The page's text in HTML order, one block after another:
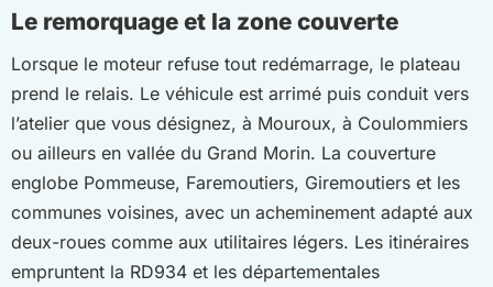
Le remorquage et la zone couverte
Lorsque le moteur refuse tout redémarrage, le plateau
prend le relais. Le véhicule est arrimé puis conduit vers
l’atelier que vous désignez, à Mouroux, à Coulommiers
ou ailleurs en vallée du Grand Morin. La couverture
englobe Pommeuse, Faremoutiers, Giremoutiers et les
communes voisines, avec un acheminement adapté aux
deux-roues comme aux utilitaires légers. Les itinéraires
empruntent la RD934 et les départementales